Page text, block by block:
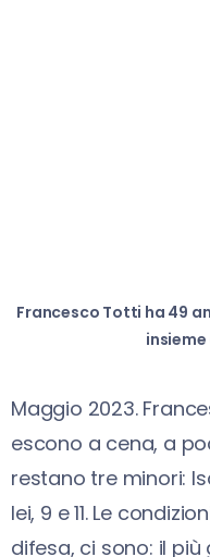
Francesco Totti ha 49
Maggio 2023.
escono a cena, a
restano tre minori:
lei, 9 e 11. Le
difesa, ci sono: il